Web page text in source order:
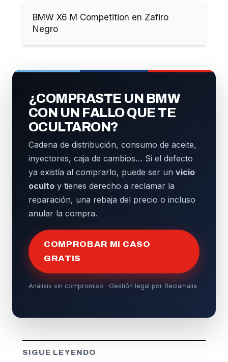
BMW X6 M Competition en Zafiro
Negro
¿COMPRASTE UN BMW
CON UN FALLO QUE TE
OCULTARON?
Cadena de distribución, consumo de aceite,
inyectores, caja de cambios… Si el defecto
ya existía al comprarlo, puede ser un vicio
oculto y tienes derecho a reclamar la
reparación, una rebaja del precio o incluso
anular la compra.
COMPROBAR MI CASO
GRATIS
Análisis sin compromiso · Gestión legal por Reclamalia
SIGUE LEYENDO